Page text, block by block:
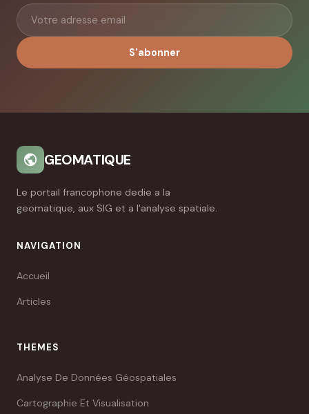
S'abonner
GEOMATIQUE
Le portail francophone dedie a la
geomatique, aux SIG et a l'analyse spatiale.
NAVIGATION
Accueil
Articles
THEMES
Analyse De Données Géospatiales
Cartographie Et Visualisation